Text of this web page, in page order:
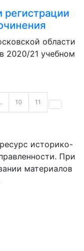
области
2020/21 учебном
10 11
историко-
При
материалов